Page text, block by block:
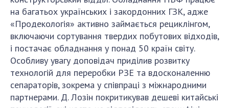
на багатьох українських і закордонних ГЗК, адже
«Продекологія» активно займається рециклінгом,
включаючи сортування твердих побутових відходів,
і постачає обладнання у понад 50 країн світу.
Особливу увагу доповідач приділив розвитку
технологій для переробки РЗЕ та вдосконаленню
сепараторів, зокрема у співпраці з міжнародними
партнерами. Д. Лозін покритикував дешеві китайські